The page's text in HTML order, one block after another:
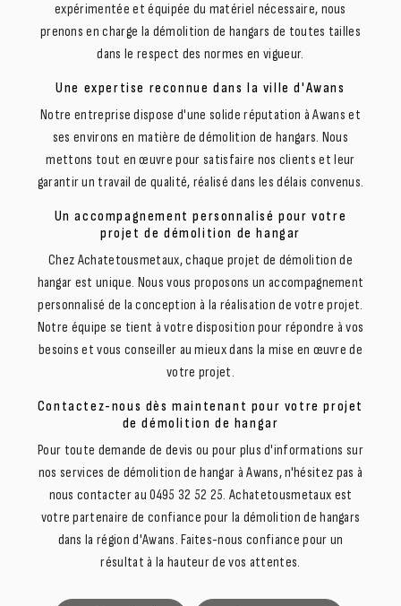
expérimentée et équipée du matériel nécessaire, nous
prenons en charge la démolition de hangars de toutes tailles
dans le respect des normes en vigueur.
Une expertise reconnue dans la ville d'Awans
Notre entreprise dispose d'une solide réputation à Awans et
ses environs en matière de démolition de hangars. Nous
mettons tout en œuvre pour satisfaire nos clients et leur
garantir un travail de qualité, réalisé dans les délais convenus.
Un accompagnement personnalisé pour votre
projet de démolition de hangar
Chez Achatetousmetaux, chaque projet de démolition de
hangar est unique. Nous vous proposons un accompagnement
personnalisé de la conception à la réalisation de votre projet.
Notre équipe se tient à votre disposition pour répondre à vos
besoins et vous conseiller au mieux dans la mise en œuvre de
votre projet.
Contactez-nous dès maintenant pour votre projet
de démolition de hangar
Pour toute demande de devis ou pour plus d'informations sur
nos services de démolition de hangar à Awans, n'hésitez pas à
nous contacter au 0495 32 52 25. Achatetousmetaux est
votre partenaire de confiance pour la démolition de hangars
dans la région d'Awans. Faites-nous confiance pour un
résultat à la hauteur de vos attentes.